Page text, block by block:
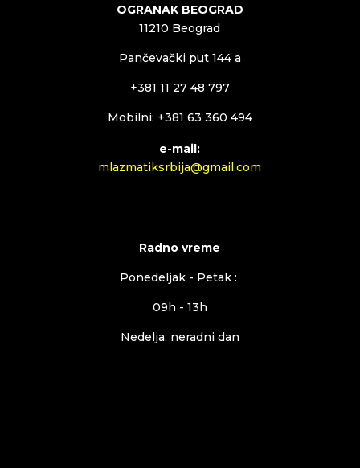
OGRANAK BEOGRAD
11210 Beograd
Pančevački put 144 a
+381 11 27 48 797
Mobilni: +381 63 360 494
e-mail:
mlazmatiksrbija@gmail.com
Radno vreme
Ponedeljak - Petak :
09h - 13h
Nedelja: neradni dan